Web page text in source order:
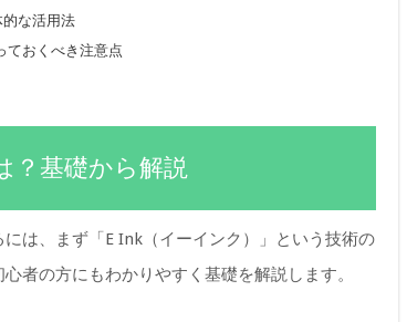
的な活用法
ておくべき注意点
？基礎から解説
は、まず「E Ink（イーインク）」という技術の
者の方にもわかりやすく基礎を解説します。